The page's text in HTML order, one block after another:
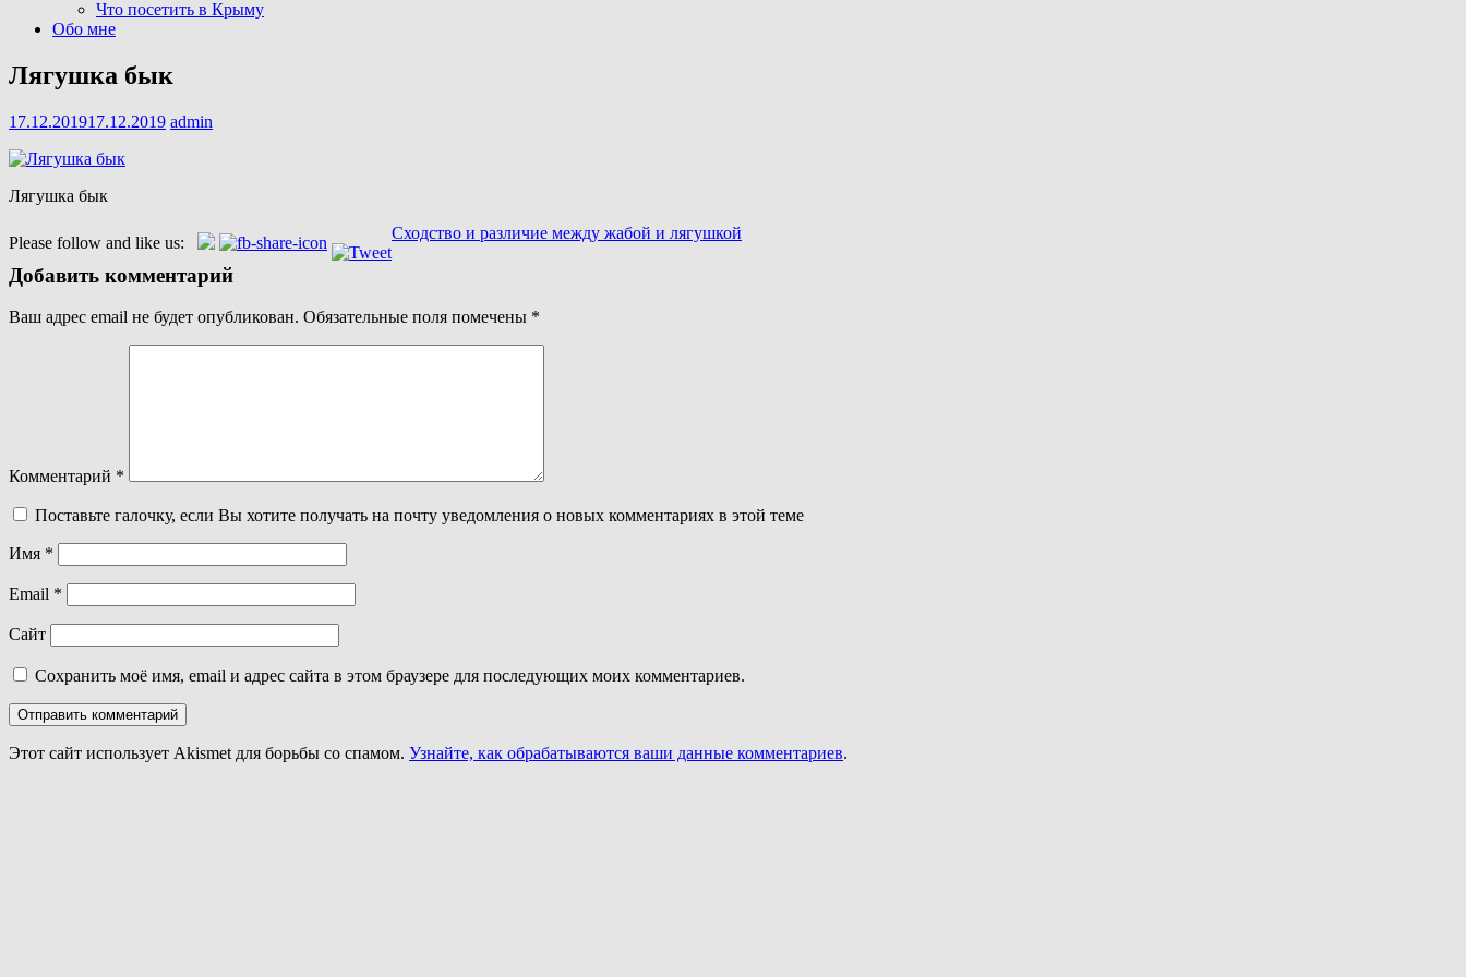
Что посетить в Крыму
Обо мне
Лягушка бык
17.12.201917.12.2019 admin
Лягушка бык
Please follow and like us:
Навигация
по
записям
Сходство и различие между жабой и лягушкой
Добавить комментарий
Ваш адрес email не будет опубликован. Обязательные поля помечены *
Комментарий *
Поставьте галочку, если Вы хотите получать на почту уведомления о новых комментариях в этой теме
Имя *
Email *
Сайт
Сохранить моё имя, email и адрес сайта в этом браузере для последующих моих комментариев.
Этот сайт использует Akismet для борьбы со спамом. Узнайте, как обрабатываются ваши данные комментариев.